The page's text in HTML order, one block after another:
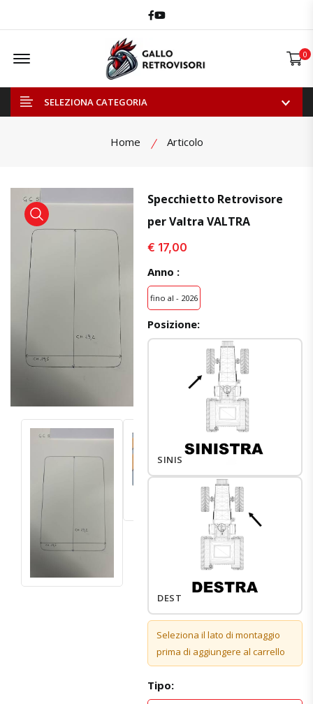
Facebook
Youtube
Offcanvas Menu Open 0
SELEZIONA CATEGORIA
Home Articolo
visualizza prodotto visualizza prodotto
Specchietto Retrovisore
per Valtra VALTRA
€ 17,00
Anno :
fino al - 2026
Posizione:
SINISTRO
DESTRO
Seleziona il lato di montaggio
prima di aggiungere al carrello
Tipo: